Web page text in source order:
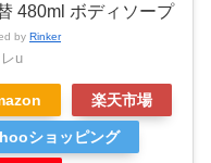
480ml ボディソープ
by Rinker
u
楽天市場
ショッピング